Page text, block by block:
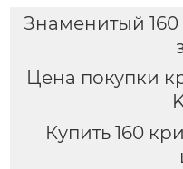
Знаменитый
Цена покупки
Купить 160